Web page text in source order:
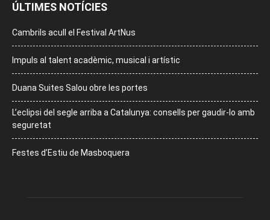
ÚLTIMES NOTÍCIES
Cambrils acull el Festival ArtNus
Impuls al talent acadèmic, musical i artístic
Duana Suites Salou obre les portes
L’eclipsi del segle arriba a Catalunya: consells per gaudir-lo amb
seguretat
Festes d’Estiu de Masboquera